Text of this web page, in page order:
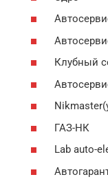
Клубный
ГАЗ-НК
Lab auto-